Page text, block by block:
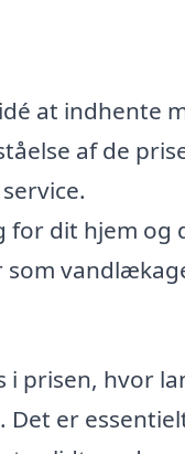
at indhente
af de
for dit hjem og
i prisen, hvor
Det er